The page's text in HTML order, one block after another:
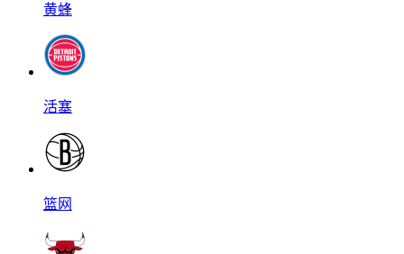
黄蜂
活塞
篮网